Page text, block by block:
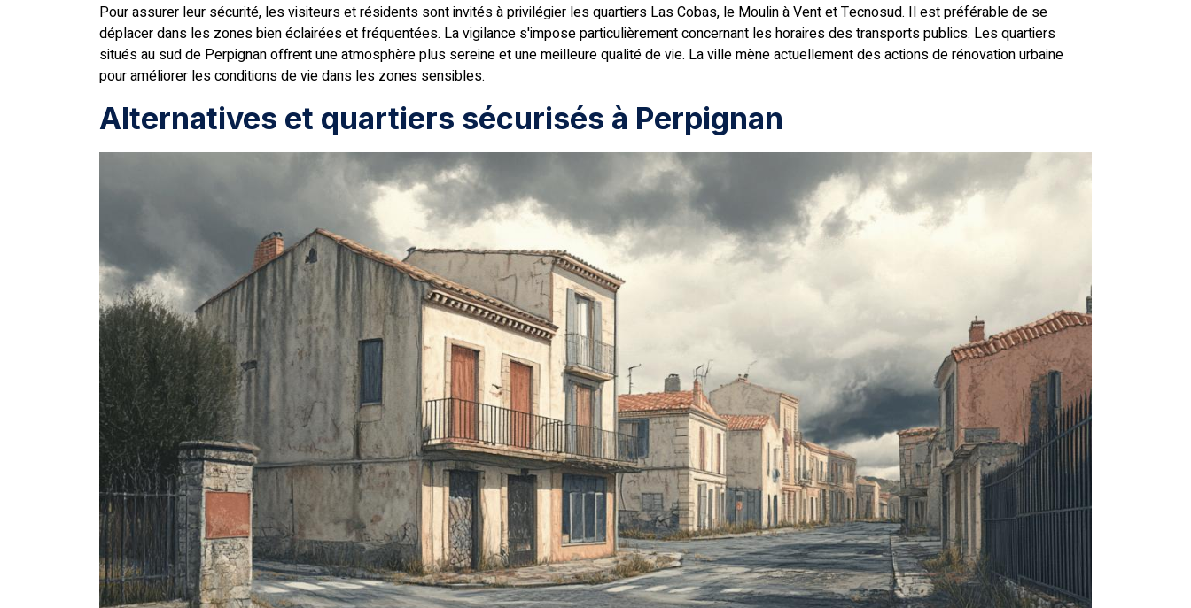
Pour assurer leur sécurité, les visiteurs et résidents sont invités à privilégier les quartiers Las Cobas, le Moulin à Vent et Tecnosud. Il est préférable de se
déplacer dans les zones bien éclairées et fréquentées. La vigilance s'impose particulièrement concernant les horaires des transports publics. Les quartiers
situés au sud de Perpignan offrent une atmosphère plus sereine et une meilleure qualité de vie. La ville mène actuellement des actions de rénovation urbaine
pour améliorer les conditions de vie dans les zones sensibles.
Alternatives et quartiers sécurisés à Perpignan